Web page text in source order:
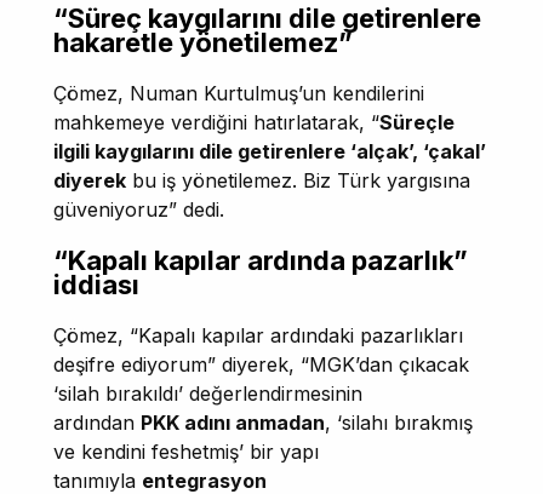
“Süreç kaygılarını dile getirenlere
hakaretle yönetilemez”
Çömez, Numan Kurtulmuş’un kendilerini
mahkemeye verdiğini hatırlatarak, “Süreçle
ilgili kaygılarını dile getirenlere ‘alçak’, ‘çakal’
diyerek bu iş yönetilemez. Biz Türk yargısına
güveniyoruz” dedi.
“Kapalı kapılar ardında pazarlık”
iddiası
Çömez, “Kapalı kapılar ardındaki pazarlıkları
deşifre ediyorum” diyerek, “MGK’dan çıkacak
‘silah bırakıldı’ değerlendirmesinin
ardından PKK adını anmadan, ‘silahı bırakmış
ve kendini feshetmiş’ bir yapı
tanımıyla entegrasyon